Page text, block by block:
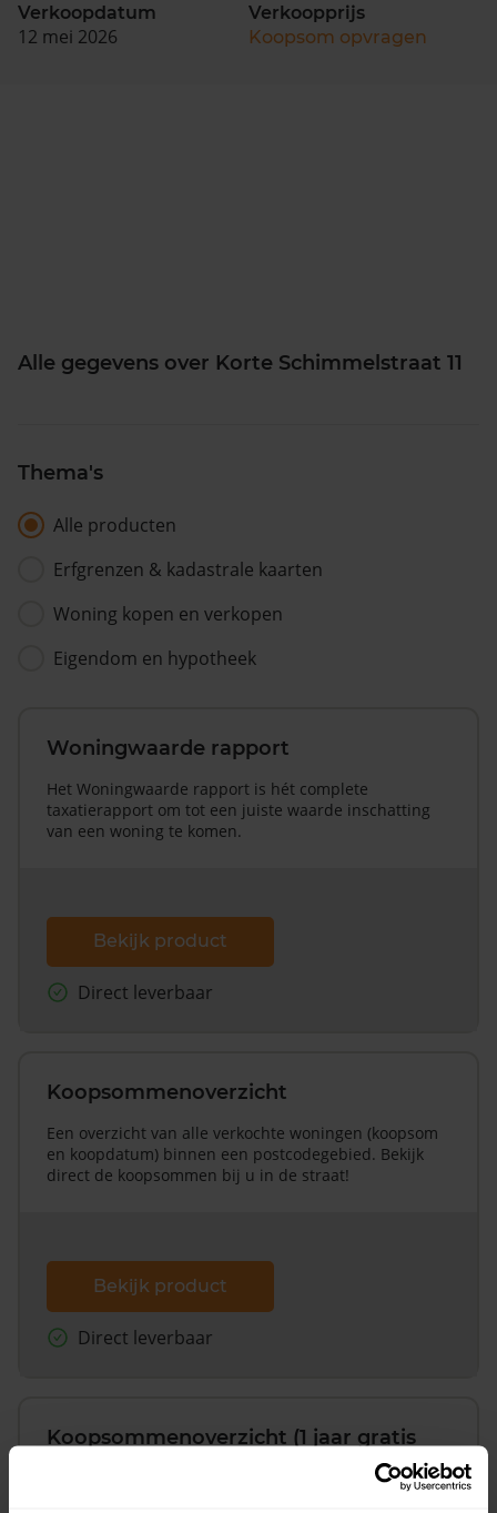
Verkoopdatum
12 mei 2026
Verkoopprijs
Koopsom opvragen
Alle gegevens over Korte Schimmelstraat 11
Thema's
Alle producten
Erfgrenzen & kadastrale kaarten
Woning kopen en verkopen
Eigendom en hypotheek
Woningwaarde rapport
Het Woningwaarde rapport is hét complete
taxatierapport om tot een juiste waarde inschatting
van een woning te komen.
Bekijk product
Direct leverbaar
Koopsommenoverzicht
Een overzicht van alle verkochte woningen (koopsom
en koopdatum) binnen een postcodegebied. Bekijk
direct de koopsommen bij u in de straat!
Bekijk product
Direct leverbaar
Koopsommenoverzicht (1 jaar gratis